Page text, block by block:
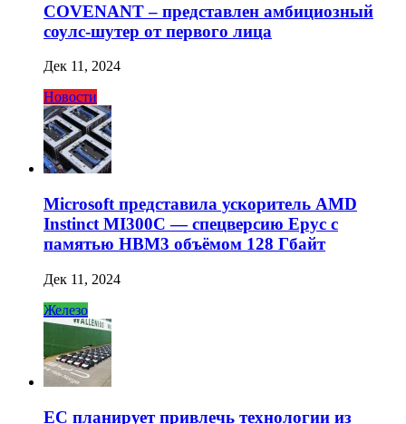
COVENANT – представлен амбициозный
соулс-шутер от первого лица
Дек 11, 2024
Новости
Microsoft представила ускоритель AMD
Instinct MI300C — спецверсию Epyc с
памятью HBM3 объёмом 128 Гбайт
Дек 11, 2024
Железо
ЕС планирует привлечь технологии из